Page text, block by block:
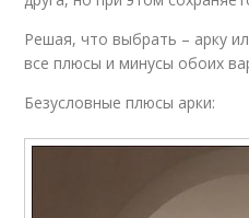
Решая, что выбрать – арку
все плюсы и минусы обоих
Безусловные плюсы арки: